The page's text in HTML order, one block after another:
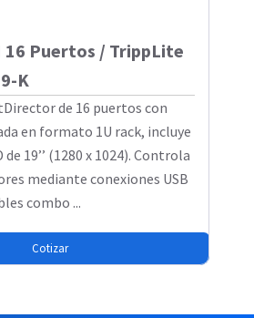
16 Puertos / TrippLite
K
de 16 puertos con
en formato 1U rack, incluye
19’’ (1280 x 1024). Controla
mediante conexiones USB
combo ...
Cotizar